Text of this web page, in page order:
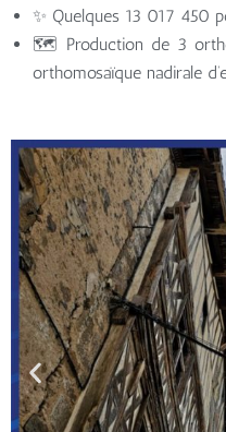
✨ Quelques 13 017 450
🗺️ Production de 3
orthomosaïque nadirale